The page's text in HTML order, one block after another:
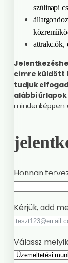
szülinapi
attrakciók,
címre küldött
tudjuk
alábbi
mindenképpen
Honnan
Kérjük, add
Válassz